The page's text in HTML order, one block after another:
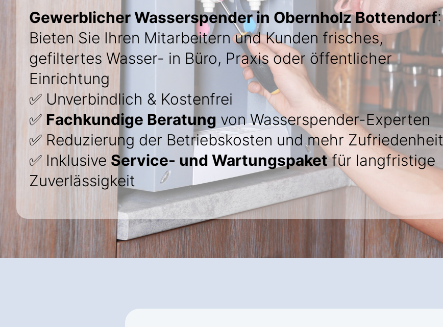
Gewerblicher Wasserspender in Obernholz Bottendorf:
Bieten Sie Ihren Mitarbeitern und Kunden frisches,
gefiltertes Wasser- in Büro, Praxis oder öffentlicher
Einrichtung
✅ Unverbindlich & Kostenfrei
✅ Fachkundige Beratung von Wasserspender-Experten
✅ Reduzierung der Betriebskosten und mehr Zufriedenheit
✅ Inklusive Service- und Wartungspaketfür langfristige
Zuverlässigkeit